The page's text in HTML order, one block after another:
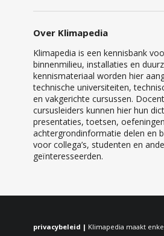
Over Klimapedia
Klimapedia is een kennisbank
binnenmilieu, installaties en
kennismateriaal worden hier
technische universiteiten,
en vakgerichte cursussen.
cursusleiders kunnen hier hun
presentaties, toetsen,
achtergrondinformatie delen en
voor collega’s, studenten en
geïnteresseerden.
privacybeleid | Klimapedia maakt